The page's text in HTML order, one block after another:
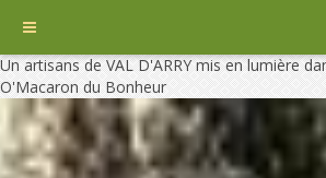
Un artisans de VAL D'ARRY mis en lumière
O'Macaron du Bonheur